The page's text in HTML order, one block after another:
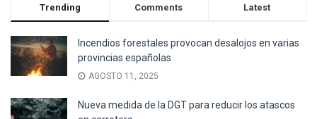
Trending Comments Latest
Incendios forestales provocan desalojos en varias
provincias españolas
AGOSTO 11, 2025
Nueva medida de la DGT para reducir los atascos